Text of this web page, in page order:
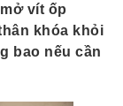
vít ốp
khóa khỏi
bao nếu cần